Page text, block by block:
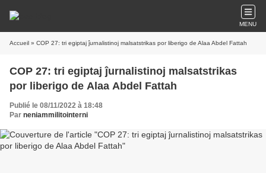
MENU
Accueil » COP 27: tri egiptaj ĵurnalistinoj malsatstrikas por liberigo de Alaa Abdel Fattah
COP 27: tri egiptaj ĵurnalistinoj malsatstrikas
por liberigo de Alaa Abdel Fattah
Publié le 08/11/2022 à 18:48
Par neniammilitointerni